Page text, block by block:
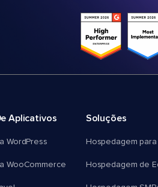
Aplicativos
WordPress
WooCommerce
Soluções
Hospedagem
Hospedagem de